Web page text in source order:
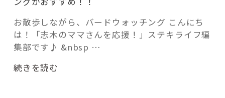
「ひと」
お散歩しながら、バードウォッチング こんにち
は！「志木のママさんを応援！」ステキライフ編
集部です♪ &nbsp …
“【志
続きを読む